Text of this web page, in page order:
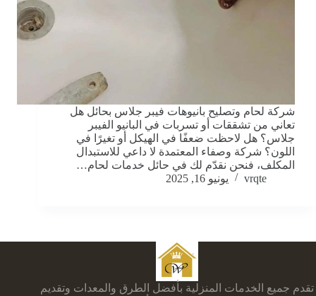
شركة لحام وتصليح بانيوهات فيبر جلاس بحائل هل
تعاني من تشققات أو تسربات في البانيو الفيبر
جلاس؟ هل لاحظت ضعفًا في الهيكل أو تغيرًا في
اللون؟ شركة وصفاء المعتمدة لا داعي للاستبدال
المكلف، فنحن نقدّم لك في حائل خدمات لحام…
vrqte
يونيو 16, 2025
تقدم جميع الخدمات المنزلية بأفضل الطرق والمعدات وتقديم